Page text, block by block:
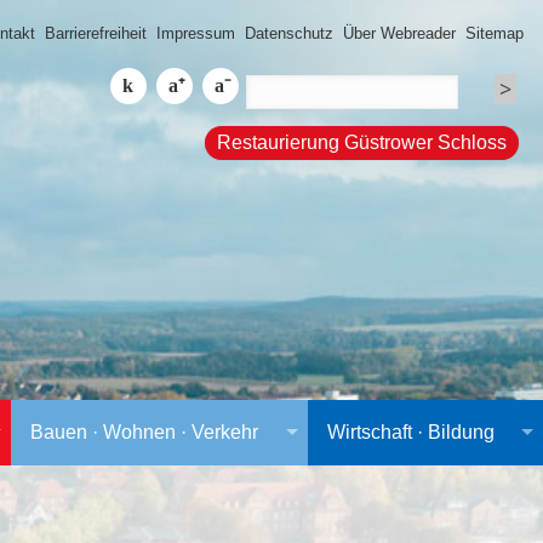
Barrierefreiheit Impressum Datenschutz Über Webreader Sitemap
Restaurierung Güstrower Schloss
Bauen · Wohnen · Verkehr Wirtschaft · Bildung